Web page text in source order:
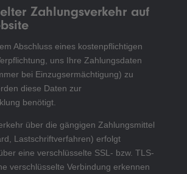
Zahlungsverkehr auf
Abschluss eines kostenpflichtigen
uns Ihre Zahlungsdaten
bei Einzugsermächtigung) zu
diese Daten zur
benötigt.
über die gängigen Zahlungsmittel
Lastschriftverfahren) erfolgt
eine verschlüsselte SSL- bzw. TLS-
verschlüsselte Verbindung erkennen